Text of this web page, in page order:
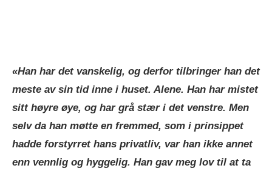
«Han har det vanskelig, og derfor tilbringer han det
meste av sin tid inne i huset. Alene. Han har mistet
sitt høyre øye, og har grå stær i det venstre. Men
selv da han møtte en fremmed, som i prinsippet
hadde forstyrret hans privatliv, var han ikke annet
enn vennlig og hyggelig. Han gav meg lov til at ta